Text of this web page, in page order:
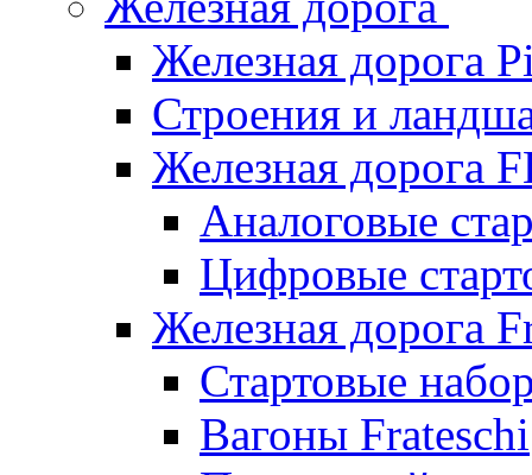
Железная дорога
Строения и
Железная дорога
Аналоговые
Цифровые
Железная дорога
Стартовые
Вагоны Frateschi